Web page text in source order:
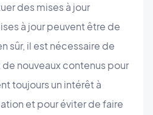
des mises à jour
à jour peuvent être de
sûr, il est nécessaire de
nouveaux contenus pour
toujours un intérêt à
et pour éviter de faire